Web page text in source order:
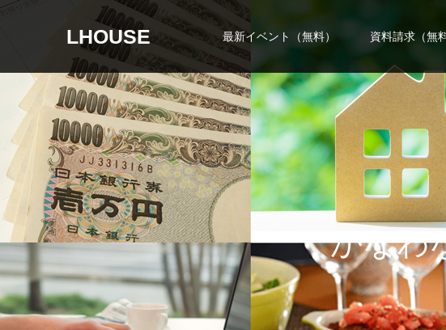
LHOUSE 最新イベント（無料） 資料請求（無料
かなわない夢